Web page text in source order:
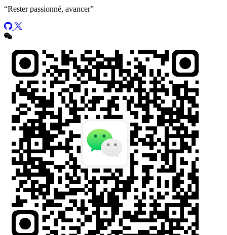
“Rester passionné, avancer”